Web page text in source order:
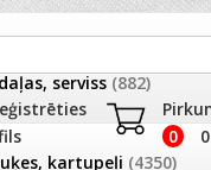
0
serviss (882)
kartupeļi (4350)